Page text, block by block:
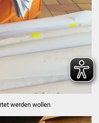
werden wollen